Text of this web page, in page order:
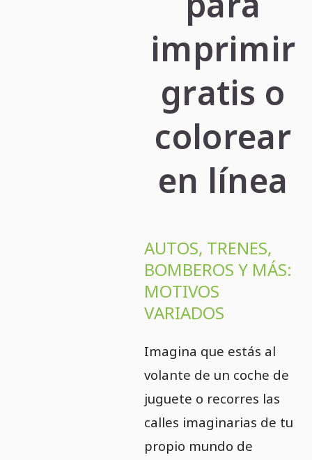
imprimir
gratis o
colorear
en línea
AUTOS, TRENES,
BOMBEROS Y MÁS:
MOTIVOS
VARIADOS
Imagina que estás al
volante de un coche de
juguete o recorres las
calles imaginarias de tu
propio mundo de